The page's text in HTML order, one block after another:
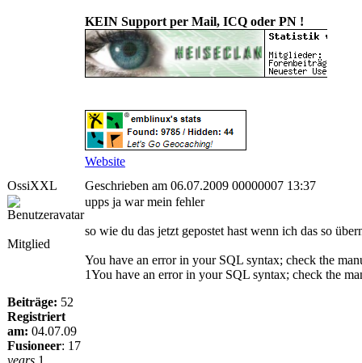
KEIN Support per Mail, ICQ oder PN !
Website
OssiXXL
Geschrieben am 06.07.2009 00000007 13:37
Mitglied
Beiträge: 52
Registriert
am: 04.07.09
Fusioneer: 17
years 1
upps ja war mein fehler
so wie du das jetzt gepostet hast wenn ich das so
You have an error in your SQL syntax; check the
1You have an error in your SQL syntax; check the